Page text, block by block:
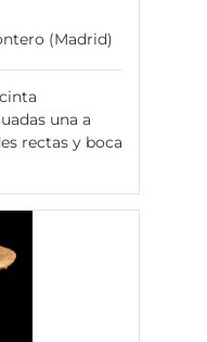
(Madrid)
una a
rectas y boca